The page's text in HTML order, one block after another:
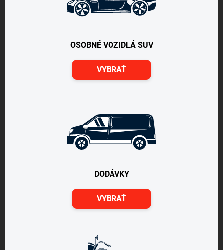
OSOBNÉ VOZIDLÁ SUV
VYBRAŤ
DODÁVKY
VYBRAŤ